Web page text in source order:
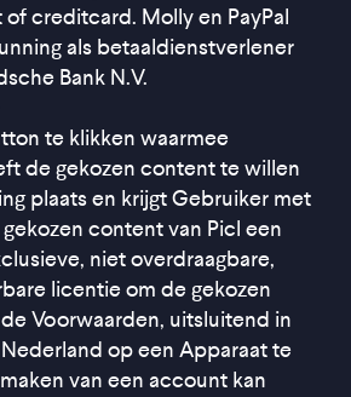
creditcard. Molly en PayPal
als betaaldienstverlener
Bank N.V.
te klikken waarmee
de gekozen content te willen
plaats en krijgt Gebruiker met
content van Picl een
niet overdraagbare,
licentie om de gekozen
Voorwaarden, uitsluitend in
op een Apparaat te
van een account kan